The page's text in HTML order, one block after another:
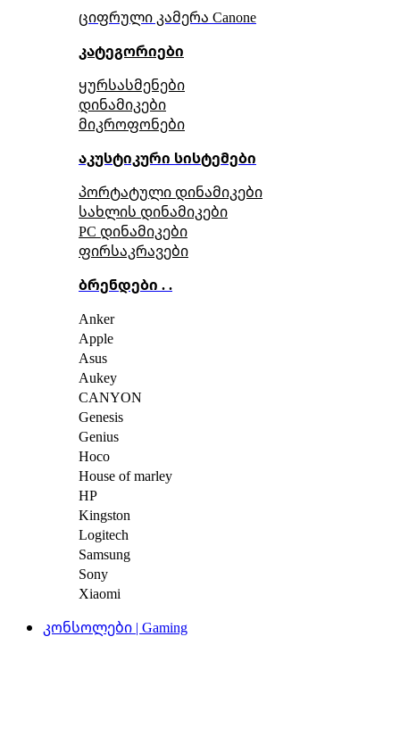
ციფრული კამერა Сanone
კატეგორიები
ყურსასმენები
დინამიკები
მიკროფონები
აკუსტიკური სისტემები
პორტატული დინამიკები
სახლის დინამიკები
PC დინამიკები
ფირსაკრავები
ბრენდები . .
Anker
Apple
Asus
Aukey
CANYON
Genesis
Genius
Hoco
House of marley
HP
Kingston
Logitech
Samsung
Sony
Xiaomi
კონსოლები | Gaming